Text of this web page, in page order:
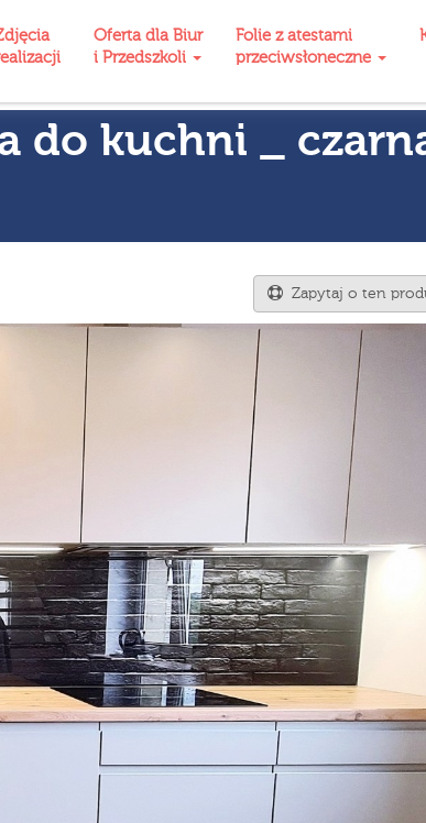
Oferta dla Biur
i Przedszkoli
Folie z atestami
przeciwsłoneczne
do kuchni _
Zapytaj o ten